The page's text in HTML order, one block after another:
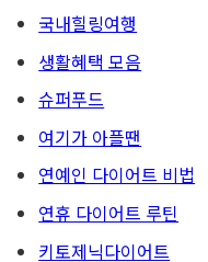
국내힐링여행
생활혜택 모음
슈퍼푸드
여기가 아플땐
연예인 다이어트 비법
연휴 다이어트 루틴
키토제닉다이어트